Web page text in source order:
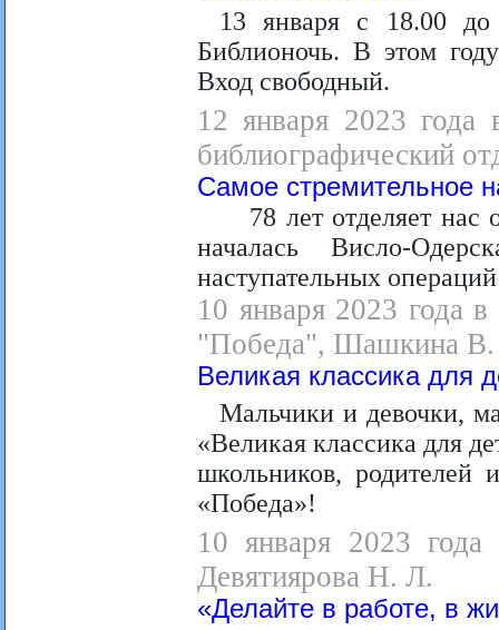
13 января с 18.00
Библионочь. В этом
Вход свободный.
12 января 2023 года
библиографический
Самое стремительное
78 лет отделяет нас
началась Висло-
наступательных
10 января 2023 года
"Победа", Шашкина
Великая классика для
Мальчики и девочки,
«Великая классика для
школьников, родителей
«Победа»!
10 января 2023
Девятиярова Н. Л.
«Делайте в работе, в